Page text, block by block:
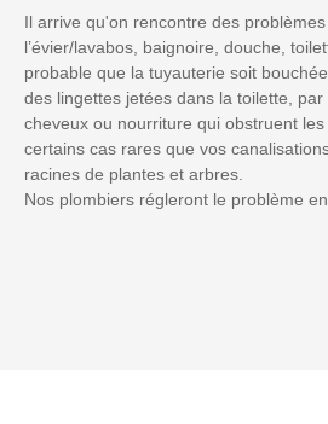
Il arrive qu'on rencontre des problèmes
l’évier/lavabos, baignoire, douche,
probable que la tuyauterie soit
des lingettes jetées dans la toilette,
cheveux ou nourriture qui obstruent
certains cas rares que vos
racines de plantes et arbres.
Nos plombiers régleront le problème